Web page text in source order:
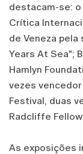
destacam-se: o
Crítica
de Veneza
Years At Sea";
Hamlyn
vezes
Festival, duas
Radcliffe
As exposições